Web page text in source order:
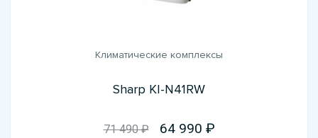
Климатические комплексы
Sharp KI-N41RW
71 490 ₽ 64 990